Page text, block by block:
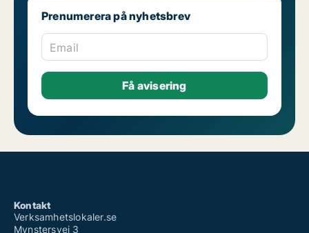
Prenumerera på nyhetsbrev
Email
Kontakt
Verksamhetslokaler.se
Mynstersvej 3